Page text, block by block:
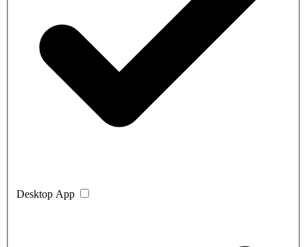
Desktop App